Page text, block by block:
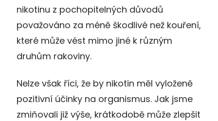
nikotinu z pochopitelných důvodů
považováno za méně škodlivé než kouření,
které může vést mimo jiné k různým
druhům rakoviny.
Nelze však říci, že by nikotin měl vyloženě
pozitivní účinky na organismus. Jak jsme
zmiňovali již výše, krátkodobě může zlepšit